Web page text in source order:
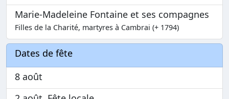
Marie-Madeleine Fontaine et ses compagnes
Filles de la Charité, martyres à Cambrai (+ 1794)
Dates de fête
8 août